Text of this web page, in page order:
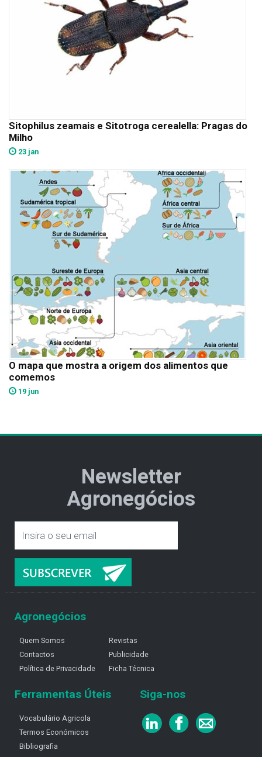
Sitophilus zeamais e Sitotroga cerealella: Pragas do
Milho
23 jan
O mapa que mostra a origem dos alimentos que
comemos
19 jun
Newsletter
Agronegócios
Agronegócios
Quem Somos
Contactos
Política de Privacidade
Revistas
Publicidade
Ficha Técnica
Ferramentas Úteis
Vocabulário Agricola
Termos Económicos
Bibliografia
Siga-nos